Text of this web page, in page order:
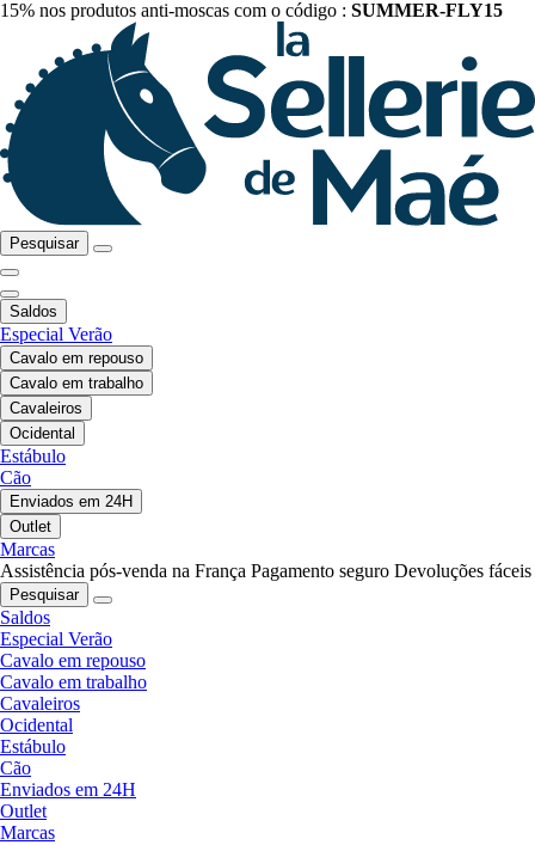
15% nos produtos anti-moscas com o código : SUMMER-FLY15
Pesquisar
Saldos
Especial Verão
Cavalo em repouso
Cavalo em trabalho
Cavaleiros
Ocidental
Estábulo
Cão
Enviados em 24H
Outlet
Marcas
Assistência pós-venda na França Pagamento seguro Devoluções fáceis
Pesquisar
Saldos
Especial Verão
Cavalo em repouso
Cavalo em trabalho
Cavaleiros
Ocidental
Estábulo
Cão
Enviados em 24H
Outlet
Marcas